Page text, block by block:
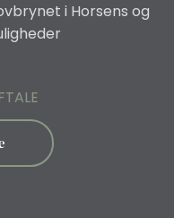
i Horsens og